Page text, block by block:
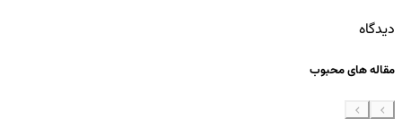
دیدگاه
مقاله های محبوب